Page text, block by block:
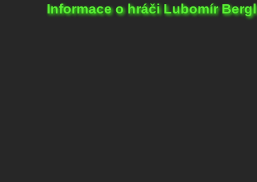
Informace o hráči Lubomír Bergl